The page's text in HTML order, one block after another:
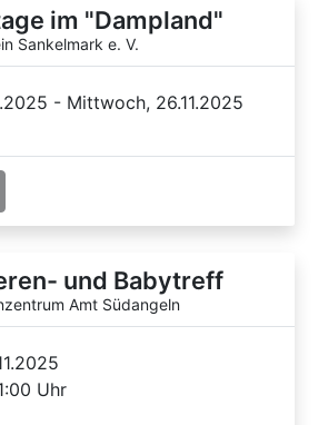
im "Dampland"
Sankelmark e. V.
- Mittwoch, 26.11.2025
und Babytreff
Amt Südangeln
Uhr